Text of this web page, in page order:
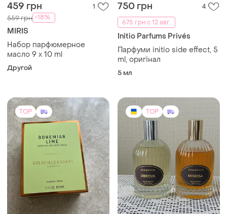
459 грн 1
559 грн -18%
MIRIS
Набор парфюмерное
масло 9 х 10 ml
Другой
750 грн
4
675 грн с 12 авг.
Initio Parfums Privés
Парфуми initio side effect, 5
ml, оригінал
5 мл
TOP TOP